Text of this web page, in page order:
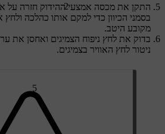
2
5
התקן את מכסה אמצעי ההידוק חזרה על
בסמני הכיוון כדי למקם אותו כהלכה
מקובע היטב.
בדוק את לחץ ניפוח הצמיגים ואחסן את
ניטור לחץ האוויר בצמיגים.